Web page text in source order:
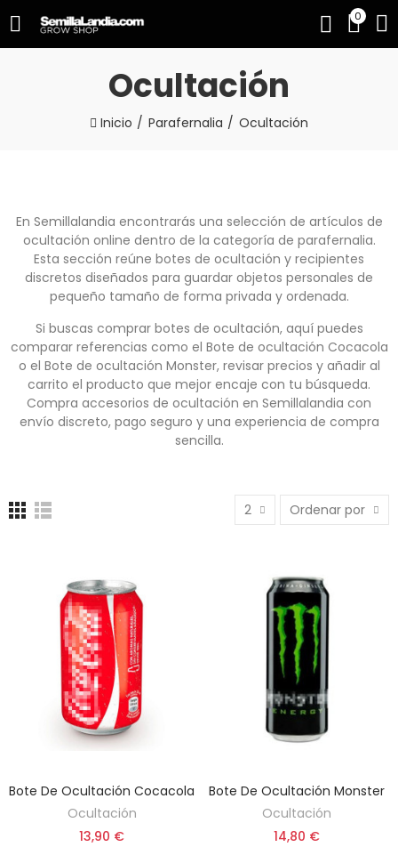
0
Ocultación
Inicio Parafernalia Ocultación
En Semillalandia encontrarás una selección de artículos de
ocultación online dentro de la categoría de parafernalia.
Esta sección reúne botes de ocultación y recipientes
discretos diseñados para guardar objetos personales de
pequeño tamaño de forma privada y ordenada.
Si buscas comprar botes de ocultación, aquí puedes
comparar referencias como el Bote de ocultación Cocacola
o el Bote de ocultación Monster, revisar precios y añadir al
carrito el producto que mejor encaje con tu búsqueda.
Compra accesorios de ocultación en Semillalandia con
envío discreto, pago seguro y una experiencia de compra
sencilla.
2 Ordenar por
Bote De Ocultación Cocacola
Ocultación
13,90 €
Bote De Ocultación Monster
Ocultación
14,80 €